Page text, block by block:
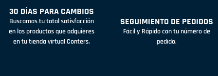
30 DÍAS PARA CAMBIOS
Buscamos tu total satisfacción
en los productos que adquieres
en tu tienda virtual Conters.
SEGUIMIENTO DE PEDIDOS
Fácil y Rápido con tu número de
pedido.